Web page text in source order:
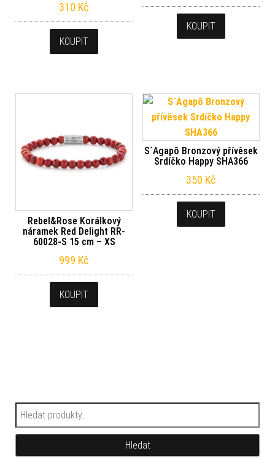
310 Kč
KOUPIT
KOUPIT
Rebel&Rose Korálkový
náramek Red Delight RR-
60028-S 15 cm – XS
999 Kč
KOUPIT
S`Agapõ Bronzový přívěsek
Srdíčko Happy SHA366
350 Kč
KOUPIT
Hledat:
Hledat